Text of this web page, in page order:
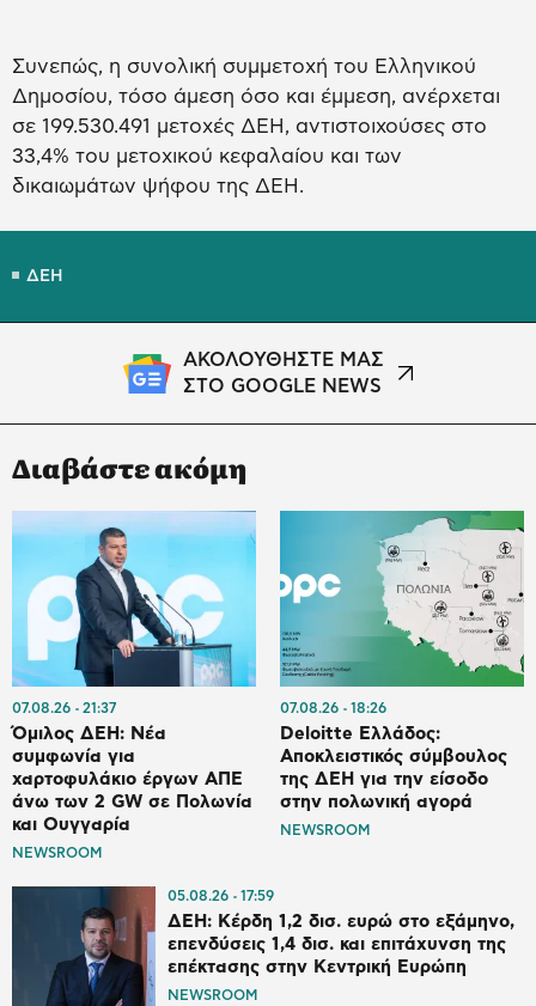
Συνεπώς, η συνολική συμμετοχή του Ελληνικού
Δημοσίου, τόσο άμεση όσο και έμμεση, ανέρχεται
σε 199.530.491 μετοχές ΔΕΗ, αντιστοιχούσες στο
33,4% του μετοχικού κεφαλαίου και των
δικαιωμάτων ψήφου της ΔΕΗ.
ΔΕΗ
ΑΚΟΛΟΥΘΗΣΤΕ ΜΑΣ
ΣΤΟ GOOGLE NEWS
Διαβάστε ακόμη
07.08.26 21:37
Όμιλος ΔΕΗ: Νέα
συμφωνία για
χαρτοφυλάκιο έργων ΑΠΕ
άνω των 2 GW σε Πολωνία
και Ουγγαρία
NEWSROOM
07.08.26 18:26
Deloitte Ελλάδος:
Αποκλειστικός σύμβουλος
της ΔΕΗ για την είσοδο
στην πολωνική αγορά
NEWSROOM
05.08.26 17:59
ΔΕΗ: Κέρδη 1,2 δισ. ευρώ στο εξάμηνο,
επενδύσεις 1,4 δισ. και επιτάχυνση της
επέκτασης στην Κεντρική Ευρώπη
NEWSROOM